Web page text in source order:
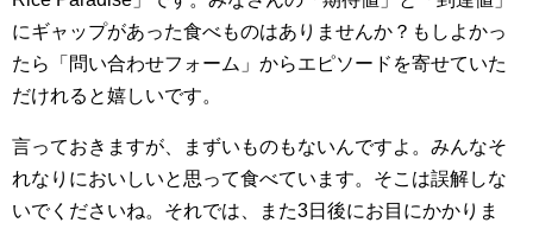
にギャップがあった食べものはありませんか？もしよかっ
たら「問い合わせフォーム」からエピソードを寄せていた
だけれると嬉しいです。
言っておきますが、まずいものもないんですよ。みんなそ
れなりにおいしいと思って食べています。そこは誤解しな
いでくださいね。それでは、また3日後にお目にかかりま